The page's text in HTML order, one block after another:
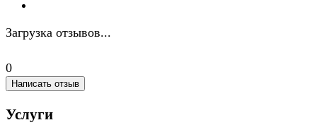
Загрузка отзывов...
0
Написать отзыв
Услуги